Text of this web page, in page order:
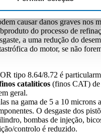
partículas abrasivas
causar danos graves nos
do processo de
a uma redução do
do motor, se não
tipo 8.64/8.72 é
catalíticos (finos CAT)
geral.
na gama de 5 a 10 microns
O desgaste dos
bombas de injeção,
controlo é reduzido.